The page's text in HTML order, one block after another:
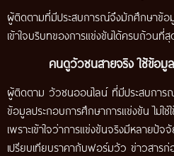
ผู้ติดตามที่มีประสบการณ์จึงมักศึกษาข้
เข้าใจบริบทของการแข่งขันได้ครบถ้วนที่สุ
คนดูวัวชนสายจริง ใช้ข้อมู
ผู้ติดตาม วัวชนออนไลน์ ที่มีประสบการ
ข้อมูลประกอบการศึกษาการแข่งขัน ไม่ใ
เพราะเข้าใจว่าการแข่งขันจริงมีหลายปั
เปรียบเทียบราคากับฟอร์มวัว ข่าวสาร